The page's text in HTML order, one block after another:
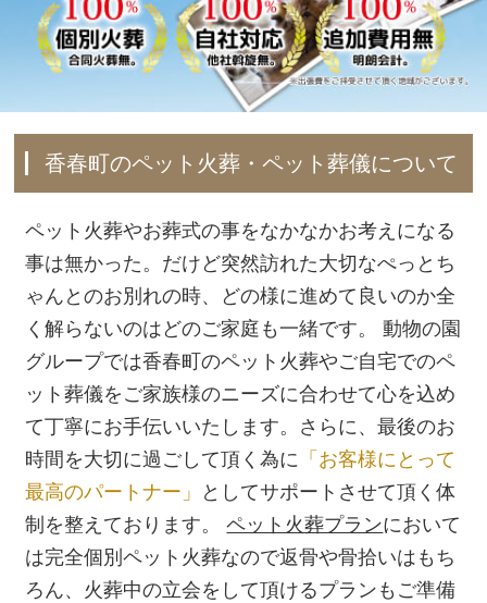
香春町のペット火葬・ペット葬儀について
ペット火葬やお葬式の事をなかなかお考えになる
事は無かった。だけど突然訪れた大切なぺっとち
ゃんとのお別れの時、どの様に進めて良いのか全
く解らないのはどのご家庭も一緒です。 動物の園
グループでは香春町のペット火葬やご自宅でのペ
ット葬儀をご家族様のニーズに合わせて心を込め
て丁寧にお手伝いいたします。さらに、最後のお
時間を大切に過ごして頂く為に 「お客様にとって
最高のパートナー」
としてサポートさせて頂く体
制を整えております。ペット火葬プランにおいて
は完全個別ペット火葬なので返骨や骨拾いはもち
ろん、火葬中の立会をして頂けるプランもご準備